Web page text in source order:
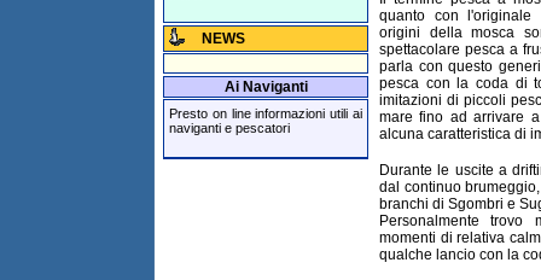
NEWS
Ai Naviganti
Presto on line informazioni utili ai
naviganti e pescatori
quanto con l'originale
origini della mosca
spettacolare pesca a
parla con questo
pesca con la coda di
imitazioni di piccoli
mare fino ad arrivare
alcuna caratteristica di
Durante le uscite a
dal continuo
branchi di Sgombri e
Personalmente
momenti di relativa
qualche lancio con la